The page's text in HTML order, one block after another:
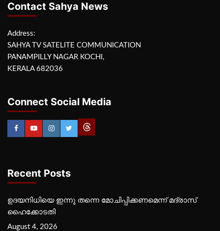
Contact Sahya News
Address:
SAHYA TV SATELITE COMMUNICATION
PANAMPILLY NAGAR KOCHI,
KERALA 682036
Connect Social Media
Recent Posts
ഉദയനിധിയെ ഇന്നു തന്നെ മോചിപ്പിക്കണമെന്ന് മദ്രാസ്
ഹൈക്കോടതി
August 4, 2026